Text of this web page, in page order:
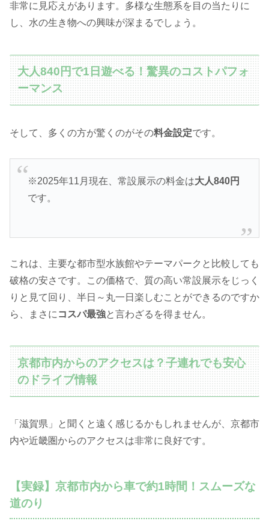
非常に見応えがあります。多様な生態系を目の当たりに
し、水の生き物への興味が深まるでしょう。
大人840円で1日遊べる！驚異のコストパフォ
ーマンス
そして、多くの方が驚くのがその料金設定です。
※2025年11月現在、常設展示の料金は大人840円
です。
これは、主要な都市型水族館やテーマパークと比較しても
破格の安さです。この価格で、質の高い常設展示をじっく
りと見て回り、半日～丸一日楽しむことができるのですか
ら、まさに コスパ最強と言わざるを得ません。
京都市内からのアクセスは？子連れでも安心
のドライブ情報
「滋賀県」と聞くと遠く感じるかもしれませんが、京都市
内や近畿圏からのアクセスは非常に良好です。
【実録】京都市内から車で約1時間！スムーズな
道のり